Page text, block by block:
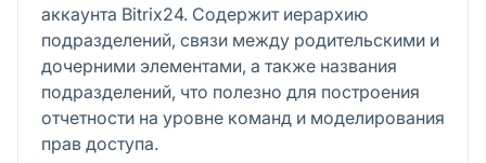
аккаунта Bitrix24. Содержит иерархию
подразделений, связи между родительскими и
дочерними элементами, а также названия
подразделений, что полезно для построения
отчетности на уровне команд и моделирования
прав доступа.